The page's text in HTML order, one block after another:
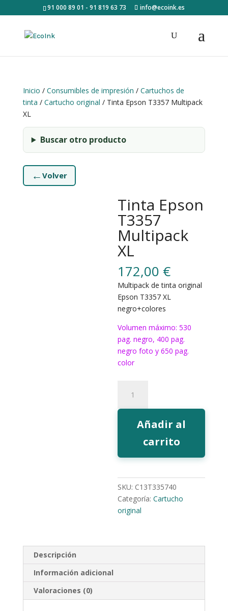
91 000 89 01 - 91 819 63 73 info@ecoink.es
Inicio / Consumibles de impresión / Cartuchos de
tinta / Cartucho original / Tinta Epson T3357 Multipack
XL
Buscar otro producto
← Volver
Tinta Epson
T3357
Multipack
XL
172,00 €
Multipack de tinta original
Epson T3357 XL
negro+colores
Volumen máximo: 530
pag. negro, 400 pag.
negro foto y 650 pag.
color
Epson
T3357
Multipack
cantidad
Añadir al
carrito
SKU: C13T335740
Categoría:Cartucho
original
Descripción
Información adicional
Valoraciones (0)